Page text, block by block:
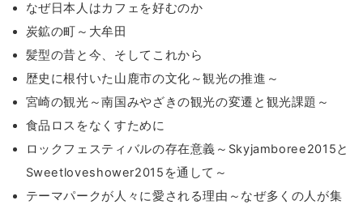
なぜ日本人はカフェを好むのか
炭鉱の町～大牟田
髪型の昔と今、そしてこれから
歴史に根付いた山鹿市の文化～観光の推進～
宮崎の観光～南国みやざきの観光の変遷と観光課題～
食品ロスをなくすために
ロックフェスティバルの存在意義～Skyjamboree2015と
Sweetloveshower2015を通して～
テーマパークが人々に愛される理由～なぜ多くの人が集